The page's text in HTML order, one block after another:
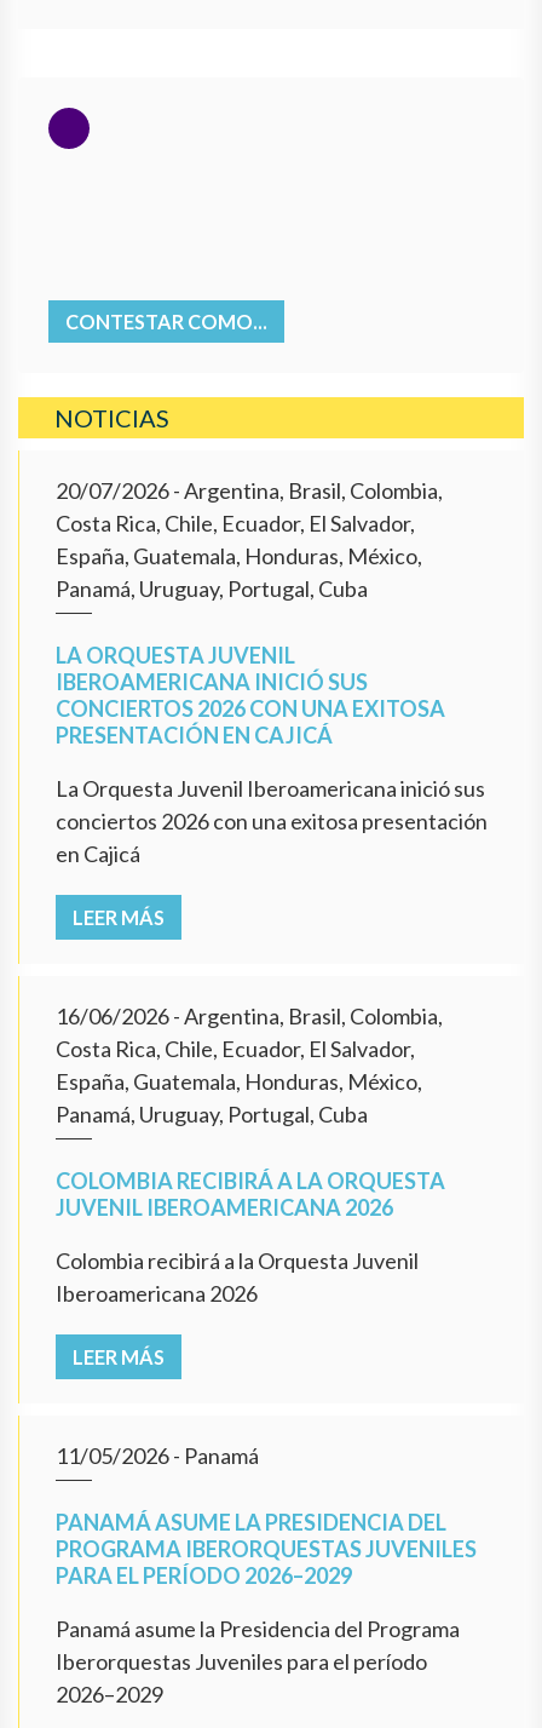
CONTESTAR COMO...
NOTICIAS
20/07/2026- Argentina, Brasil, Colombia,
Costa Rica, Chile, Ecuador, El Salvador,
España, Guatemala, Honduras, México,
Panamá, Uruguay, Portugal, Cuba
LA ORQUESTA JUVENIL
IBEROAMERICANA INICIÓ SUS
CONCIERTOS 2026 CON UNA EXITOSA
PRESENTACIÓN EN CAJICÁ
La Orquesta Juvenil Iberoamericana inició sus
conciertos 2026 con una exitosa presentación
en Cajicá
LEER MÁS
16/06/2026- Argentina, Brasil, Colombia,
Costa Rica, Chile, Ecuador, El Salvador,
España, Guatemala, Honduras, México,
Panamá, Uruguay, Portugal, Cuba
COLOMBIA RECIBIRÁ A LA ORQUESTA
JUVENIL IBEROAMERICANA 2026
Colombia recibirá a la Orquesta Juvenil
Iberoamericana 2026
LEER MÁS
11/05/2026- Panamá
PANAMÁ ASUME LA PRESIDENCIA DEL
PROGRAMA IBERORQUESTAS JUVENILES
PARA EL PERÍODO 2026–2029
Panamá asume la Presidencia del Programa
Iberorquestas Juveniles para el período
2026–2029